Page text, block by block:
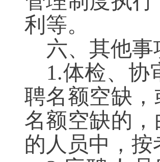
利等。
六、其他事
1.体检、协
聘名额空缺
名额空缺的
的人员中，